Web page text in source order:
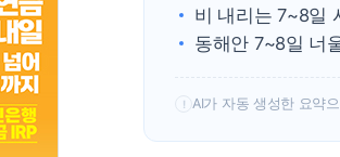
비 내리는 7~8일
동해안 7~8일 너
! AI가 자동 생성한 요약